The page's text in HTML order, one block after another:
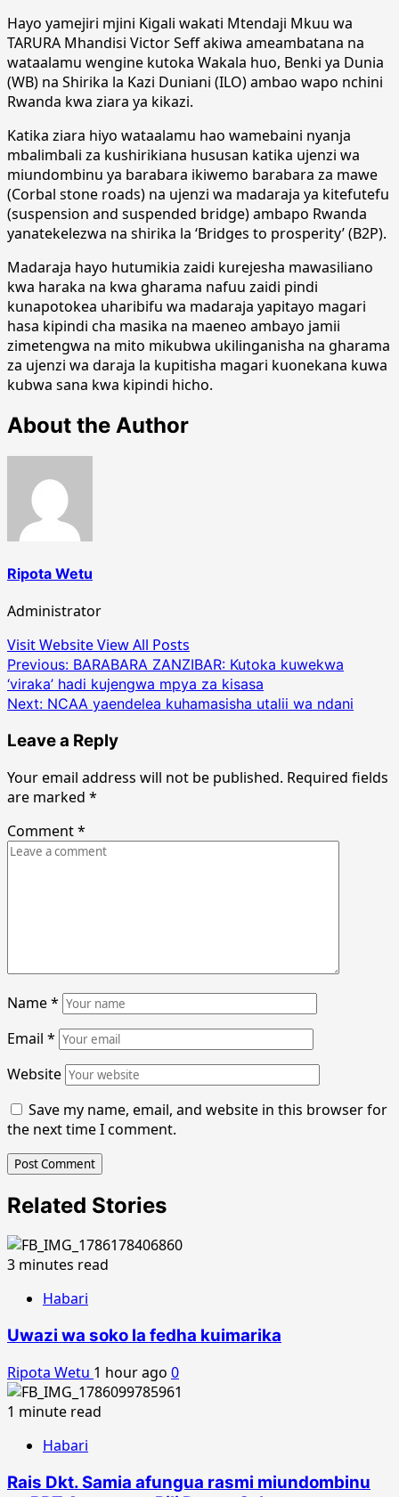
Hayo yamejiri mjini Kigali wakati Mtendaji Mkuu wa
TARURA Mhandisi Victor Seff akiwa ameambatana na
wataalamu wengine kutoka Wakala huo, Benki ya Dunia
(WB) na Shirika la Kazi Duniani (ILO) ambao wapo nchini
Rwanda kwa ziara ya kikazi.
Katika ziara hiyo wataalamu hao wamebaini nyanja
mbalimbali za kushirikiana hususan katika ujenzi wa
miundombinu ya barabara ikiwemo barabara za mawe
(Corbal stone roads) na ujenzi wa madaraja ya kitefutefu
(suspension and suspended bridge) ambapo Rwanda
yanatekelezwa na shirika la ‘Bridges to prosperity’ (B2P).
Madaraja hayo hutumikia zaidi kurejesha mawasiliano
kwa haraka na kwa gharama nafuu zaidi pindi
kunapotokea uharibifu wa madaraja yapitayo magari
hasa kipindi cha masika na maeneo ambayo jamii
zimetengwa na mito mikubwa ukilinganisha na gharama
za ujenzi wa daraja la kupitisha magari kuonekana kuwa
kubwa sana kwa kipindi hicho.
About the Author
Ripota Wetu
Administrator
Visit WebsiteView All Posts
Post
navigation
Previous: BARABARA ZANZIBAR: Kutoka kuwekwa
‘viraka’ hadi kujengwa mpya za kisasa
Next: NCAA yaendelea kuhamasisha utalii wa ndani
Leave a Reply
Your email address will not be published. Required fields
are marked *
Comment*
Name*
Email *
Website
Save my name, email, and website in this browser for
the next time I comment.
Related Stories
3 minutes read
Habari
Uwazi wa soko la fedha kuimarika
Ripota Wetu 1 hour ago 0
1 minute read
Habari
Rais Dkt. Samia afungua rasmi miundombinu